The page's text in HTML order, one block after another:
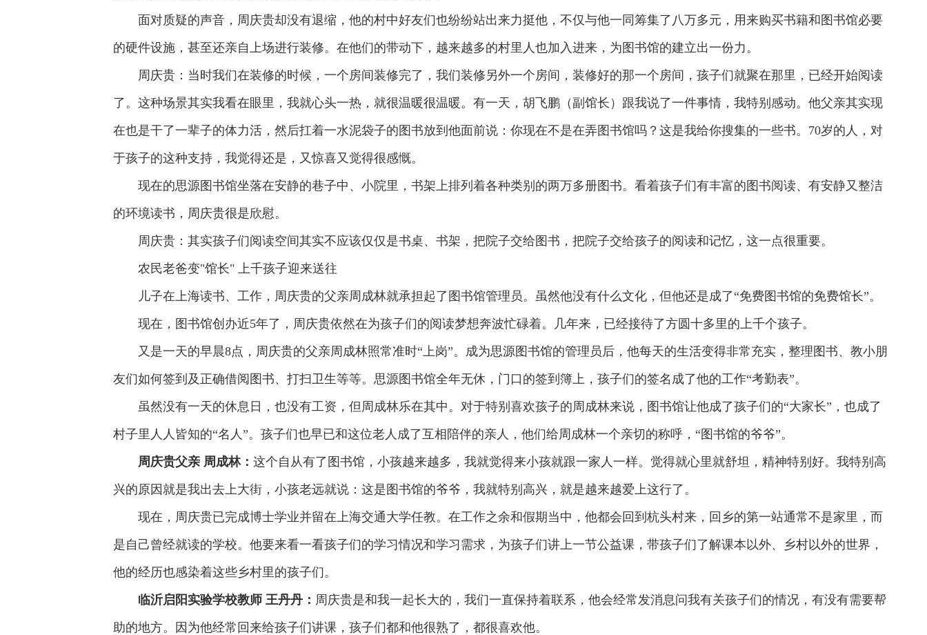
面对质疑的声音，周庆贵却没有退缩，他的村中好友们也纷纷站出来力挺他，不仅与他一同筹集了八万多元，用来购买书籍和图书馆必要
的硬件设施，甚至还亲自上场进行装修。在他们的带动下，越来越多的村里人也加入进来，为图书馆的建立出一份力。
周庆贵：当时我们在装修的时候，一个房间装修完了，我们装修另外一个房间，装修好的那一个房间，孩子们就聚在那里，已经开始阅读
了。这种场景其实我看在眼里，我就心头一热，就很温暖很温暖。有一天，胡飞鹏（副馆长）跟我说了一件事情，我特别感动。他父亲其实现
在也是干了一辈子的体力活，然后扛着一水泥袋子的图书放到他面前说：你现在不是在弄图书馆吗？这是我给你搜集的一些书。70岁的人，对
于孩子的这种支持，我觉得还是，又惊喜又觉得很感慨。
现在的思源图书馆坐落在安静的巷子中、小院里，书架上排列着各种类别的两万多册图书。看着孩子们有丰富的图书阅读、有安静又整洁
的环境读书，周庆贵很是欣慰。
周庆贵：其实孩子们阅读空间其实不应该仅仅是书桌、书架，把院子交给图书，把院子交给孩子的阅读和记忆，这一点很重要。
农民老爸变"馆长" 上千孩子迎来送往
儿子在上海读书、工作，周庆贵的父亲周成林就承担起了图书馆管理员。虽然他没有什么文化，但他还是成了“免费图书馆的免费馆长”。
现在，图书馆创办近5年了，周庆贵依然在为孩子们的阅读梦想奔波忙碌着。几年来，已经接待了方圆十多里的上千个孩子。
又是一天的早晨8点，周庆贵的父亲周成林照常准时“上岗”。成为思源图书馆的管理员后，他每天的生活变得非常充实，整理图书、教小朋
友们如何签到及正确借阅图书、打扫卫生等等。思源图书馆全年无休，门口的签到簿上，孩子们的签名成了他的工作“考勤表”。
虽然没有一天的休息日，也没有工资，但周成林乐在其中。对于特别喜欢孩子的周成林来说，图书馆让他成了孩子们的“大家长”，也成了
村子里人人皆知的“名人”。孩子们也早已和这位老人成了互相陪伴的亲人，他们给周成林一个亲切的称呼，“图书馆的爷爷”。
周庆贵父亲 周成林： 这个自从有了图书馆，小孩越来越多，我就觉得来小孩就跟一家人一样。觉得就心里就舒坦，精神特别好。我特别高
兴的原因就是我出去上大街，小孩老远就说：这是图书馆的爷爷，我就特别高兴，就是越来越爱上这行了。
现在，周庆贵已完成博士学业并留在上海交通大学任教。在工作之余和假期当中，他都会回到杭头村来，回乡的第一站通常不是家里，而
是自己曾经就读的学校。他要来看一看孩子们的学习情况和学习需求，为孩子们讲上一节公益课，带孩子们了解课本以外、乡村以外的世界，
他的经历也感染着这些乡村里的孩子们。
临沂启阳实验学校教师 王丹丹： 周庆贵是和我一起长大的，我们一直保持着联系，他会经常发消息问我有关孩子们的情况，有没有需要帮
助的地方。因为他经常回来给孩子们讲课，孩子们都和他很熟了，都很喜欢他。